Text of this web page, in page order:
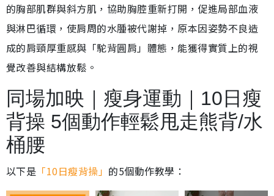
的胸部肌群與斜方肌，協助胸腔重新打開，促進局部血液
與淋巴循環，使肩周的水腫被代謝掉，原本因姿勢不良造
成的肩頸厚重感與「駝背圓肩」體態，能獲得實質上的視
覺改善與結構放鬆。
同場加映｜瘦身運動｜10日瘦
背操 5個動作輕鬆甩走熊背/水
桶腰
以下是 「10日瘦背操」 的5個動作教學：